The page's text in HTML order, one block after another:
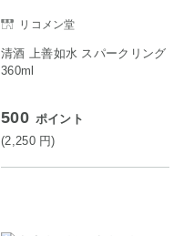
リコメン堂
清酒 上善如水 スパークリング
360ml
500 ポイント
(2,250 円)